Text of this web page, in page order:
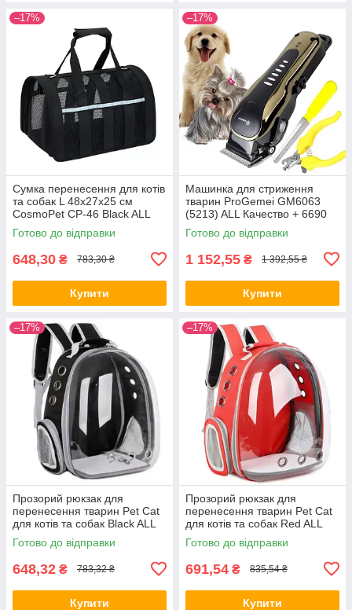
–17%
Сумка перенесення для котів
та собак L 48x27x25 см
CosmoPet CP-46 Black ALL
Качество + 3141
Готово до відправки
648,30 ₴ 783,30 ₴
Купити
–17%
Машинка для стриження
тварин ProGemei GM6063
(5213) ALL Качество + 6690
Готово до відправки
1 152,55 ₴ 1 392,55 ₴
Купити
–17%
Прозорий рюкзак для
перенесення тварин Pet Cat
для котів та собак Black ALL
Качество + 2815
Готово до відправки
648,32 ₴ 783,32 ₴
Купити
–17%
Прозорий рюкзак для
перенесення тварин Pet Cat
для котів та собак Red ALL
Качество + 2817
Готово до відправки
691,54 ₴ 835,54 ₴
Купити